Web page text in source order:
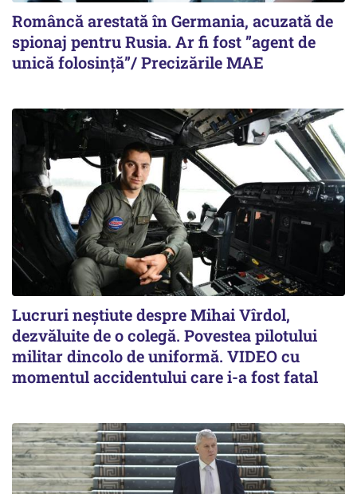
Româncă arestată în Germania, acuzată de
spionaj pentru Rusia. Ar fi fost ”agent de
unică folosință”/ Precizările MAE
Lucruri neștiute despre Mihai Vîrdol,
dezvăluite de o colegă. Povestea pilotului
militar dincolo de uniformă. VIDEO cu
momentul accidentului care i-a fost fatal